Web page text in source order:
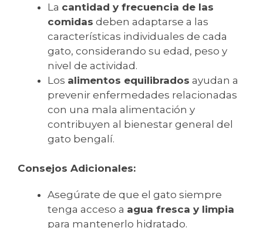
La cantidad y frecuencia de las
comidas deben adaptarse a las
características individuales de cada
gato, considerando su edad, peso y
nivel de actividad.
Los alimentos equilibrados ayudan a
prevenir enfermedades relacionadas
con una mala alimentación y
contribuyen al bienestar general del
gato bengalí.
Consejos Adicionales:
Asegúrate de que el gato siempre
tenga acceso a agua fresca y limpia
para mantenerlo hidratado.